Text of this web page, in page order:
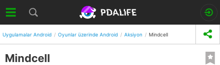
Uygulamalar Android Oyunlar üzerinde Android Aksiyon Mindcell
Mindcell